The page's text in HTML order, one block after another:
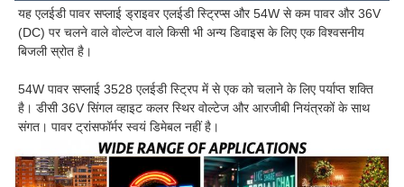
यह एलईडी पावर सप्लाई ड्राइवर एलईडी स्ट्रिप्स और 54W से कम पावर और 36V
(DC) पर चलने वाले वोल्टेज वाले किसी भी अन्य डिवाइस के लिए एक विश्वसनीय
बिजली स्रोत है।
54W पावर सप्लाई 3528 एलईडी स्ट्रिप में से एक को चलाने के लिए पर्याप्त शक्ति
है। डीसी 36V सिंगल व्हाइट कलर स्थिर वोल्टेज और आरजीबी नियंत्रकों के साथ
संगत। पावर ट्रांसफॉर्मर स्वयं डिमेबल नहीं है।